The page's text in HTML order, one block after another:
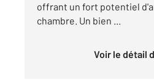
offrant un fort potentiel
chambre. Un bien ...
Voir le détail